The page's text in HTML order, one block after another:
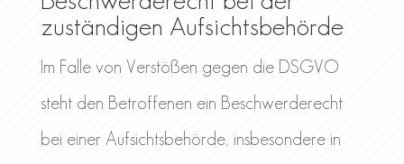
zuständigen Aufsichts­behörde
Im Falle von Verstößen gegen die DSGVO
steht den Betroffenen ein Beschwerderecht
bei einer Aufsichtsbehörde, insbesondere in